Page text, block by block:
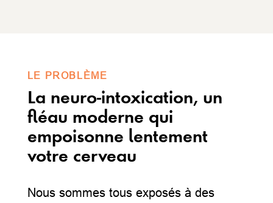
LE PROBLÈME
La neuro-intoxication, un
fléau moderne qui
empoisonne lentement
votre cerveau
Nous sommes tous exposés à des